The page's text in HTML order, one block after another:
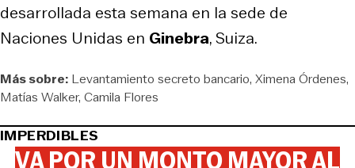
desarrollada esta semana en la sede de
Naciones Unidas en Ginebra, Suiza.
Más sobre: Levantamiento secreto bancario Ximena Órdenes
Matías Walker Camila Flores
IMPERDIBLES